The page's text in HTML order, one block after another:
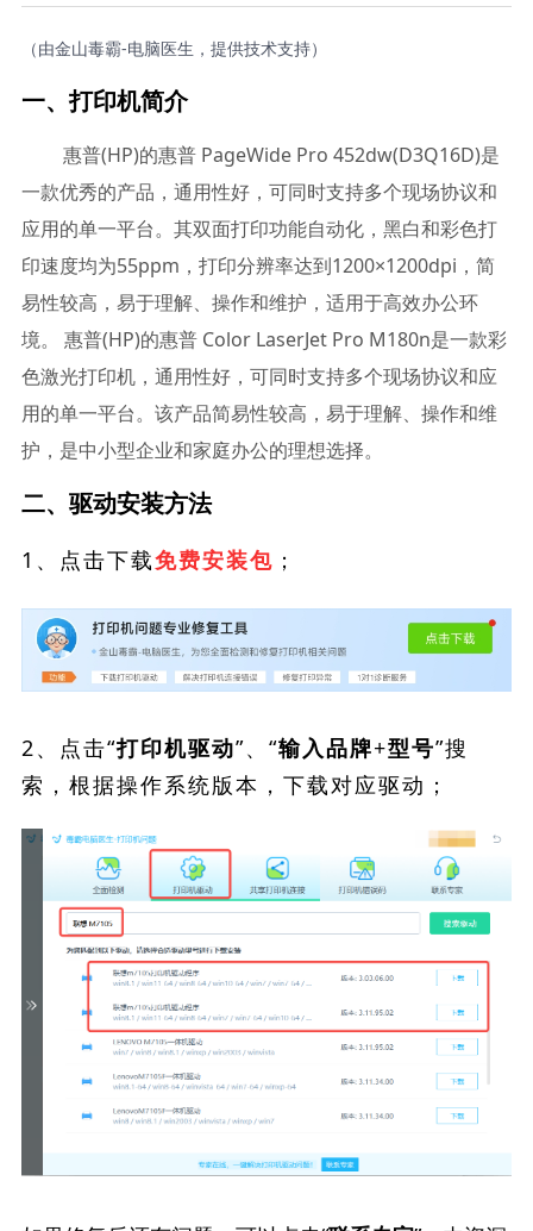
（由金山毒霸-电脑医生，提供技术支持）
一、打印机简介
惠普(HP)的惠普 PageWide Pro 452dw(D3Q16D)是
一款优秀的产品，通用性好，可同时支持多个现场协议和
应用的单一平台。其双面打印功能自动化，黑白和彩色打
印速度均为55ppm，打印分辨率达到1200×1200dpi，简
易性较高，易于理解、操作和维护，适用于高效办公环
境。 惠普(HP)的惠普 Color LaserJet Pro M180n是一款彩
色激光打印机，通用性好，可同时支持多个现场协议和应
用的单一平台。该产品简易性较高，易于理解、操作和维
护，是中小型企业和家庭办公的理想选择。
二、驱动安装方法
1、点击下载免费安装包 ；
2、点击“打印机驱动”、“输入品牌+型号”搜
索，根据操作系统版本，下载对应驱动；